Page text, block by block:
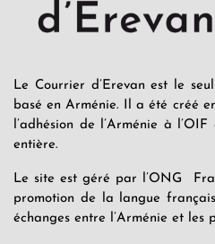
Le Courrier d’Erevan est le
basé en Arménie. Il a été créé
l’adhésion de l’Arménie à
entière.
Le site est géré par l’ONG
promotion de la langue
échanges entre l’Arménie et les